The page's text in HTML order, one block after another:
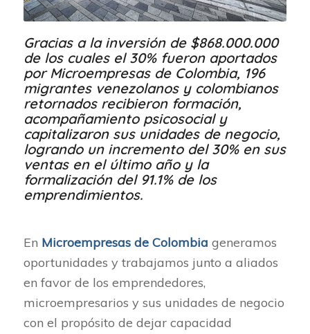
Gracias a la inversión de $868.000.000
de los cuales el 30% fueron aportados
por Microempresas de Colombia, 196
migrantes venezolanos y colombianos
retornados recibieron formación,
acompañamiento psicosocial y
capitalizaron sus unidades de negocio,
logrando un incremento del 30% en sus
ventas en el último año y la
formalización del 91.1% de los
emprendimientos.
En Microempresas de Colombia generamos
oportunidades y trabajamos junto a aliados
en favor de los emprendedores,
microempresarios y sus unidades de negocio
con el propósito de dejar capacidad